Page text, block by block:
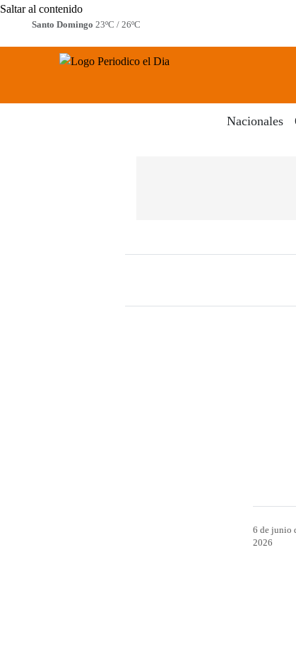
Saltar al contenido
Santo Domingo 23ºC / 26ºC
Nacionales
6 de junio
2026